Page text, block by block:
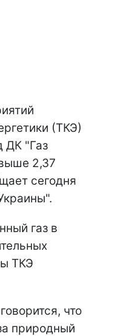
(ТКЭ)
ДК "Газ
2,37
сегодня
газ в
ТКЭ
что
природный